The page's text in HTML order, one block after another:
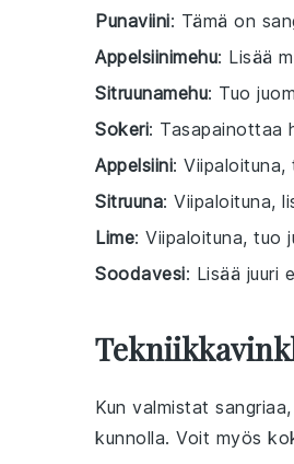
Punaviini: Tämä on
Appelsiinimehu: Lisää
Sitruunamehu: Tuo
Sokeri: Tasapainottaa
Appelsiini: Viipaloituna,
Sitruuna: Viipaloituna,
Lime: Viipaloituna, tuo
Soodavesi: Lisää juuri
Kun valmistat sangriaa
kunnolla. Voit myös